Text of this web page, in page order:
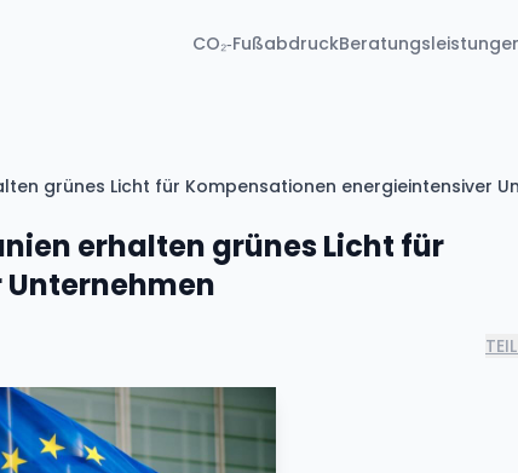
CO₂‑Fußabdruck
grünes Licht für Kompensationen energieintensiver
erhalten grünes Licht für